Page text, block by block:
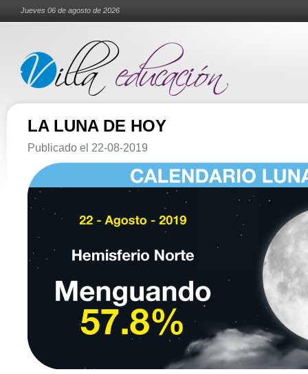
Jueves 06 de agosto de 2026
LA LUNA DE HOY
Publicado el 22-08-2019